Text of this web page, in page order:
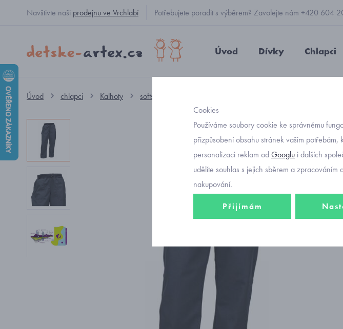
Navštivte naši prodejnu ve Vrchlabí Potřebujete poradit s výběrem? Zavolejte nám +420 604
Úvod Dívky Chlapci
Úvod chlapci Kalhoty softshellové zateplené
Cookies
Používáme soubory cookie ke správnému
přizpůsobení obsahu stránek vašim potřebám,
personalizaci reklam odGooglu i dalších
udělíte souhlas s jejich sběrem a
nakupování.
Přijímám